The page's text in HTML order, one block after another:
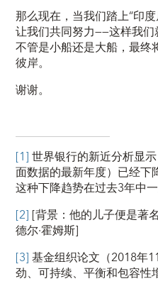
那么现在，当我们踏上“印
让我们共同努力——这样我们
不管是小船还是大船，最
彼岸。
谢谢。
[1]世界银行的新近分析显
面数据的最新年度）已经下
这种下降趋势在过去3年中一
[2] [背景：他的儿子便是著
德尔·霍姆斯]
[3]基金组织论文（2018年
劲、可持续、平衡和包容性